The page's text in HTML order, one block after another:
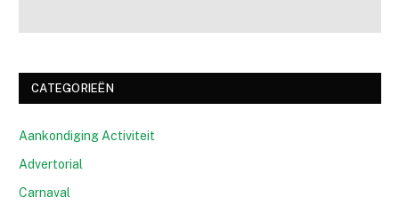
CATEGORIEËN
Aankondiging Activiteit
Advertorial
Carnaval